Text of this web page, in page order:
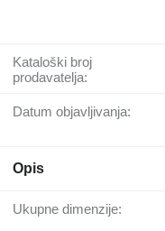
Kataloški broj
prodavatelja:
Datum objavljivanja:
Opis
Ukupne dimenzije: